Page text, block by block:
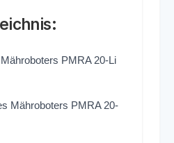
PMRA 20-Li
Mähroboters PMRA 20-